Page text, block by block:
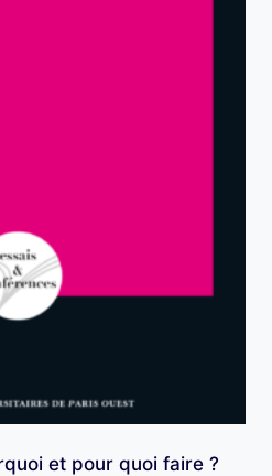
et pour quoi faire ?